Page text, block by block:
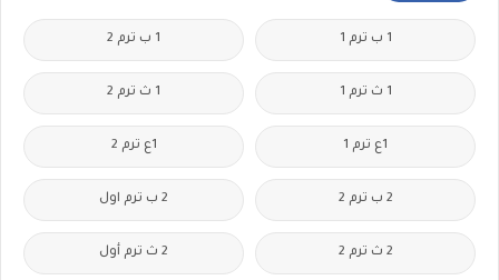
1 ب ترم 1 1 ب ترم 2
1 ث ترم 1 1 ث ترم 2
1ع ترم 1 1ع ترم 2
2 ب ترم 2 2 ب ترم اول
2 ث ترم 2 2 ث ترم أول